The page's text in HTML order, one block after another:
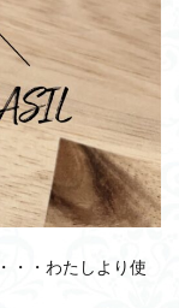
・・わたしより使